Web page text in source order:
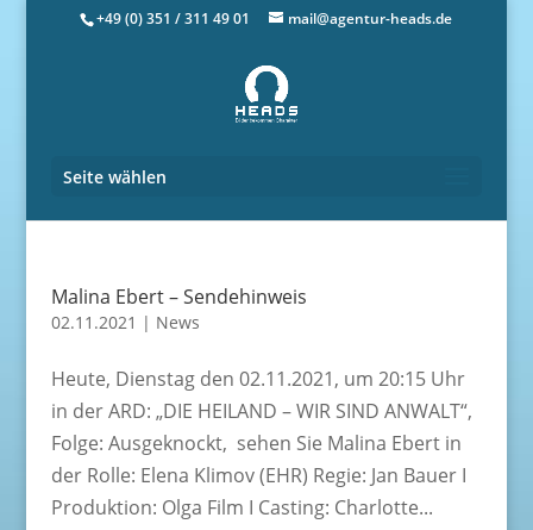
+49 (0) 351 / 311 49 01 mail@agentur-heads.de
Seite wählen
Malina Ebert – Sendehinweis
02.11.2021 | News
Heute, Dienstag den 02.11.2021, um 20:15 Uhr
in der ARD: „DIE HEILAND – WIR SIND ANWALT“,
Folge: Ausgeknockt, sehen Sie Malina Ebert in
der Rolle: Elena Klimov (EHR) Regie: Jan Bauer I
Produktion: Olga Film I Casting: Charlotte...